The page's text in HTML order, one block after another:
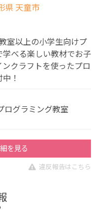
県 天童市
室以上の小学生向けプ
べる楽しい教材でお子
クラフトを使ったプロ
！
ログラミング教室
を見る
違反報告はこちら